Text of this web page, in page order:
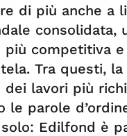
di più anche a
più competitiva
Tra questi, la
dei lavori più
le parole
Edilfond è